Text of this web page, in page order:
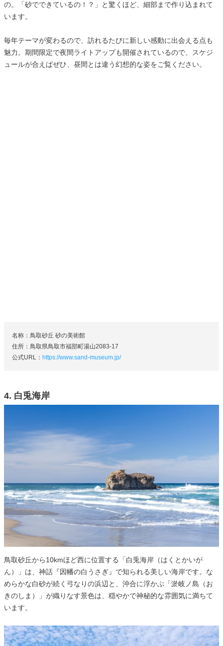
の。「砂でできているの！？」と驚くほど、細部まで作り込まれて
います。
毎年テーマが変わるので、訪れるたびに新しい感動に出会える点も
魅力。期間限定で夜間ライトアップも開催されているので、スケジ
ュールが合えばぜひ、昼間とは違う幻想的な姿をご覧ください。
名称：鳥取砂丘 砂の美術館
住所：鳥取県鳥取市福部町湯山2083-17
公式URL： https://www.sand-museum.jp/
4. 白兎海岸
鳥取砂丘から10kmほど西に位置する「白兎海岸（はくとかいが
ん）」は、神話『因幡の白うさぎ』で知られる美しい海岸です。な
めらかな白砂が続く弓なりの浜辺と、沖合に浮かぶ「淤岐ノ島（お
きのしま）」が織りなす景色は、穏やかで神秘的な雰囲気に満ちて
います。